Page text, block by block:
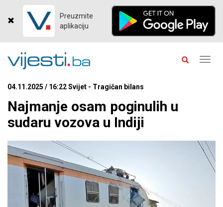
Preuzmite
aplikaciju
04.11.2025 / 16:22 Svijet - Tragičan bilans
Najmanje osam poginulih u
sudaru vozova u Indiji